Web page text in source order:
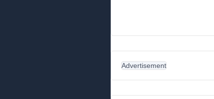
Advertisement